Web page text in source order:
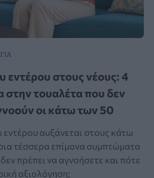
εντέρου στους νέους: 4
τουαλέτα που δεν
οι κάτω των 50
εντέρου αυξάνεται στους κάτω
τέσσερα επίμονα συμπτώματα
πρέπει να αγνοήσετε και πότε
αξιολόγηση;